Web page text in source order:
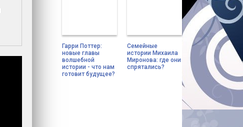
Гарри Поттер:
новые главы
волшебной
истории - что нам
готовит будущее?
Семейные
истории Михаила
Миронова: где они
спрятались?